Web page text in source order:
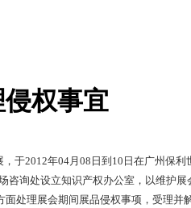
权事宜
2012年04月08日到10日在广州保
询处设立知识产权办公室，以维护展
理展会期间展品侵权事项，受理并